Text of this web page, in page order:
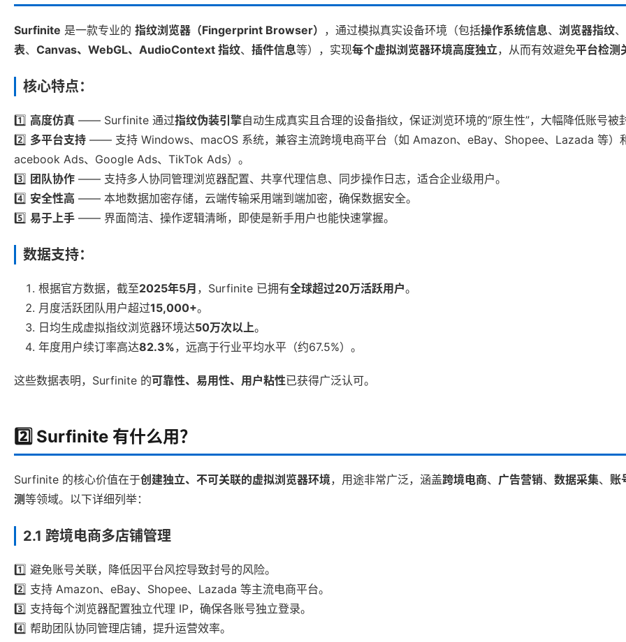
Surfinite 是一款专业的 指纹浏览器（Fingerprint Browser） ，通过模拟真实设备环境（包括操作系统信息、 浏览器指纹、
表、 Canvas、WebGL、AudioContext 指纹、 插件信息等），实现每个虚拟浏览器环境高度独立，从而有效避免平台检测
核心特点：
1️⃣ 高度仿真 —— Surfinite 通过指纹伪装引擎自动生成真实且合理的设备指纹，保证浏览环境的“原生性”，大幅降低账号被
2️⃣ 多平台支持 —— 支持 Windows、macOS 系统，兼容主流跨境电商平台（如 Amazon、eBay、Shopee、Lazada 等）
acebook Ads、Google Ads、TikTok Ads）。
3️⃣ 团队协作 —— 支持多人协同管理浏览器配置、共享代理信息、同步操作日志，适合企业级用户。
4️⃣ 安全性高 —— 本地数据加密存储，云端传输采用端到端加密，确保数据安全。
5️⃣ 易于上手 —— 界面简洁、操作逻辑清晰，即使是新手用户也能快速掌握。
数据支持：
根据官方数据，截至2025年5月 ，Surfinite 已拥有全球超过20万活跃用户。
月度活跃团队用户超过15,000+。
日均生成虚拟指纹浏览器环境达50万次以上。
年度用户续订率高达82.3%，远高于行业平均水平（约67.5%）。
这些数据表明，Surfinite 的可靠性、易用性、用户粘性已获得广泛认可。
2️⃣ Surfinite 有什么用？
Surfinite 的核心价值在于创建独立、不可关联的虚拟浏览器环境，用途非常广泛，涵盖跨境电商、 广告营销、 数据采集、 账
测等领域。以下详细列举：
2.1 跨境电商多店铺管理
1️⃣ 避免账号关联，降低因平台风控导致封号的风险。
2️⃣ 支持 Amazon、eBay、Shopee、Lazada 等主流电商平台。
3️⃣ 支持每个浏览器配置独立代理 IP，确保各账号独立登录。
4️⃣ 帮助团队协同管理店铺，提升运营效率。